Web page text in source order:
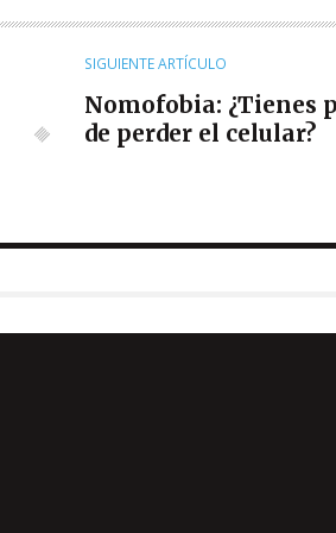
SIGUIENTE ARTÍCULO
Nomofobia: ¿Tienes
de perder el celular?